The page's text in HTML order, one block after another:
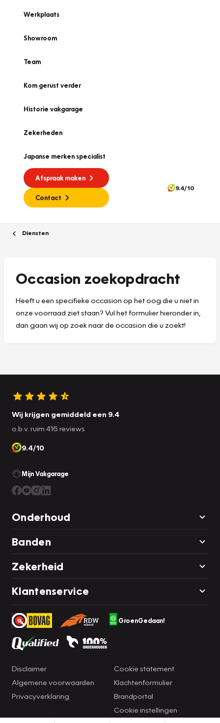
Werkplaats
Showroom
Team
Kom gerust verder
Historie vakgarage
Zekerheden
Japanse merken specialist
Afspraak maken
Contact
9.4/10
Diensten
Occasion zoekopdracht
Heeft u een specifieke occasion op het oog die u niet in
onze voorraad ziet staan? Vul het formulier hieronder in,
dan gaan wij op zoek naar de occasion die u zoekt!
Wij krijgen gemiddeld een 9.4
o.b.v. ruim 416 reviews
9.4/10
Mijn Vakgarage
Onderhoud
Banden
Zekerheid
Klantenservice
GroenGedaan!
Disclaimer
Algemene voorwaarden
Privacyverklaring
Cookie statement
Klachtenformulier
Brandportal
Cookie instellingen